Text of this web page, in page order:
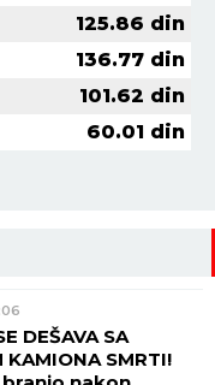
125.86 din
136.77 din
101.62 din
60.01 din
DEŠAVA SA
KAMIONA SMRTI!